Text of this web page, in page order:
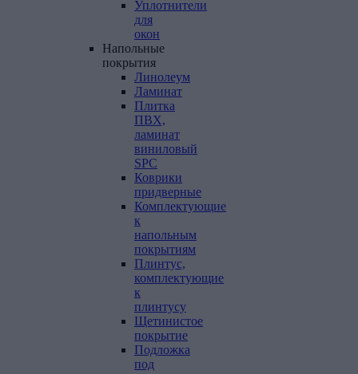
Уплотнители
для
окон
Напольные
покрытия
Линолеум
Ламинат
Плитка
ПВХ,
ламинат
виниловый
SPC
Коврики
придверные
Комплектующие
к
напольным
покрытиям
Плинтус,
комплектующие
к
плинтусу
Щетинистое
покрытие
Подложка
под